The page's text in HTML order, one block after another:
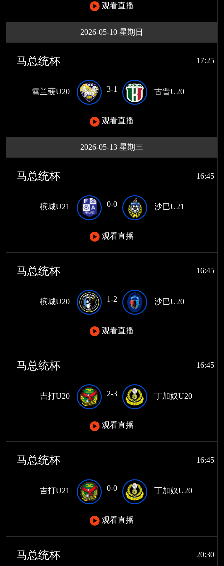
观看直播
2026-05-10 星期日
马总统杯 17:25
雪兰莪U20 3-1 古晋U20
观看直播
2026-05-13 星期三
马总统杯 16:45
槟城U21 0-0 沙巴U21
观看直播
马总统杯 16:45
槟城U20 1-2 沙巴U20
观看直播
马总统杯 16:45
吉打U20 2-3 丁加奴U20
观看直播
马总统杯 16:45
吉打U21 0-0 丁加奴U20
观看直播
马总统杯 20:30